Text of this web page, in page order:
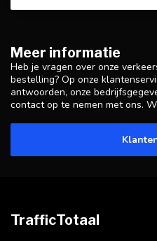
Meer informatie
Heb je vragen over onze
bestelling? Op onze
antwoorden, onze
contact op te nemen met ons.
TrafficTotaal